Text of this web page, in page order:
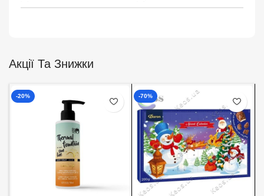
Акції Та Знижки
-20% -70%